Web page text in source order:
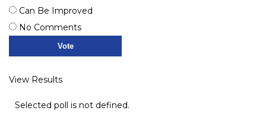
Can Be Improved
No Comments
View Results
Selected poll is not defined.